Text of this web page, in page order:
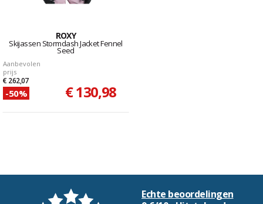
ROXY
Skijassen Stormdash Jacket Fennel
Seed
Aanbevolen
prijs
€ 262,07
-50% € 130,98
Echte beoordelingen